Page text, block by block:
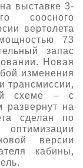
выставке 3-
соосного
вертолета
73
запас
Новая
изменения
трансмиссии,
схеме – с
развернут на
сделан по
версии
кабины,